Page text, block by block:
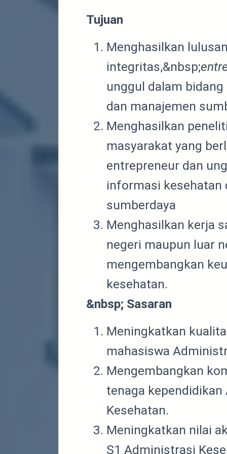
Tujuan
Menghasilkan
integritas,&nbsp;
unggul dalam
dan manajemen
Menghasilkan
masyarakat yang
entrepreneur dan
informasi kesehatan
sumberdaya
Menghasilkan kerja
negeri maupun luar
mengembangkan
kesehatan.
&nbsp; Sasaran
Meningkatkan
mahasiswa
Mengembangkan
tenaga
Kesehatan.
Meningkatkan nilai
S1 Administrasi